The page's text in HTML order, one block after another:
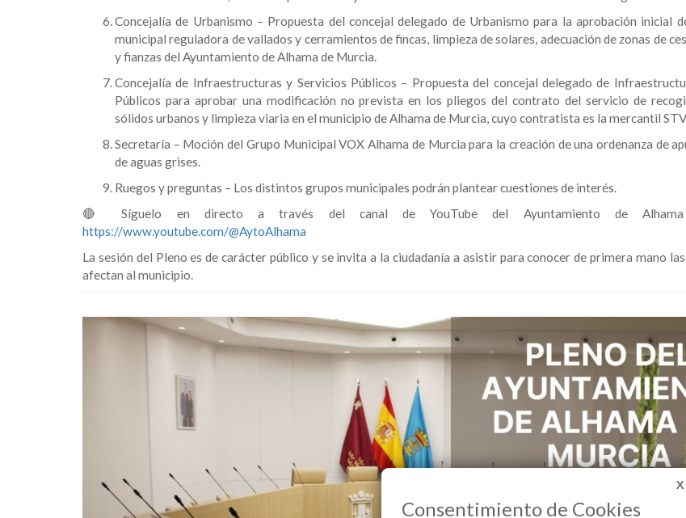
Concejalía de Urbanismo – Propuesta del concejal delegado de Urbanismo para la aprobación inicial
municipal reguladora de vallados y cerramientos de fincas, limpieza de solares, adecuación de zonas de
y fianzas del Ayuntamiento de Alhama de Murcia.
Concejalía de Infraestructuras y Servicios Públicos – Propuesta del concejal delegado de
Públicos para aprobar una modificación no prevista en los pliegos del contrato del servicio de
sólidos urbanos y limpieza viaria en el municipio de Alhama de Murcia, cuyo contratista es la mercantil
Secretaría – Moción del Grupo Municipal VOX Alhama de Murcia para la creación de una ordenanza de
de aguas grises.
Ruegos y preguntas – Los distintos grupos municipales podrán plantear cuestiones de interés.
🔴 Síguelo en directo a través del canal de YouTube del Ayuntamiento de
https://www.youtube.com/@AytoAlhama
La sesión del Pleno es de carácter público y se invita a la ciudadanía a asistir para conocer de primera mano
afectan al municipio.
X
Consentimiento de Cookies